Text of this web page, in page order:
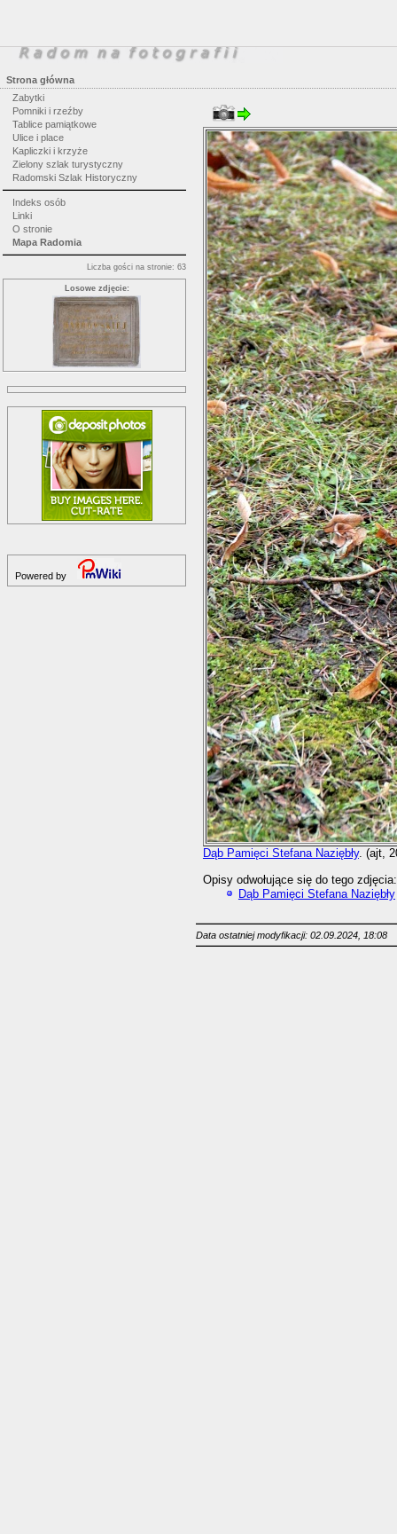
Strona główna
Zabytki
Pomniki i rzeźby
Tablice pamiątkowe
Ulice i place
Kapliczki i krzyże
Zielony szlak turystyczny
Radomski Szlak Historyczny
Indeks osób
Linki
O stronie
Mapa Radomia
Liczba gości na stronie: 63
Losowe zdjęcie:
Powered by
Dąb Pamięci Stefana Naziębły. (ajt,
Opisy odwołujące się do tego zdjęcia:
Dąb Pamięci Stefana Naziębły
Data ostatniej modyfikacji: 02.09.2024, 18:08